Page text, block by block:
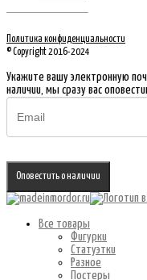
Политика конфиденциальности
© Copyright 2016-2024
Укажите вашу электронную
наличии, мы сразу вас
Оповестить о наличии
Все товары
Фигурки
Статуэтки
Разное
Постеры